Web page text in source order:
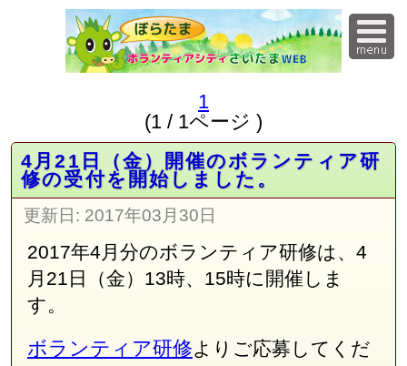
1
(1 / 1ページ )
4月21日（金）開催のボランティア研
修の受付を開始しました。
更新日: 2017年03月30日
2017年4月分のボランティア研修は、4
月21日（金）13時、15時に開催しま
す。
ボランティア研修よりご応募してくだ